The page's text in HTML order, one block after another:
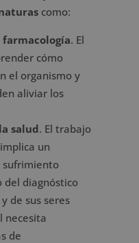
como:
. El
cómo
el organismo y
aliviar los
salud. El trabajo
un
sufrimiento
del diagnóstico
de sus seres
necesita
de